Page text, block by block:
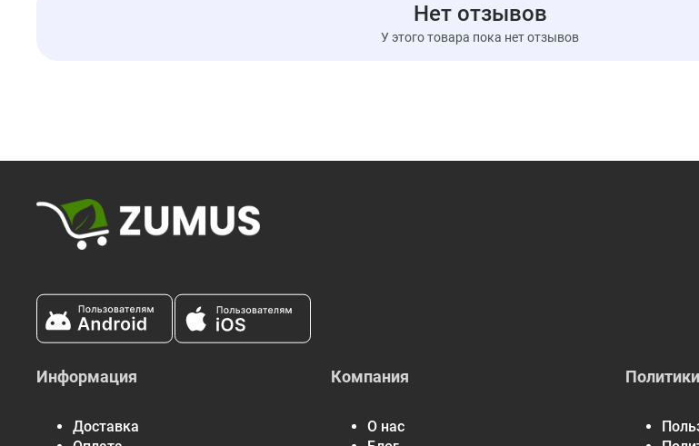
For professional use only
Информация о добавке
Proteases, Serratiopeptidase, Trypsin,
[standardized to contain 5% gingerol]
Нет отзывов
У этого товара пока нет отзывов
Информация
Доставка
Компания
О нас